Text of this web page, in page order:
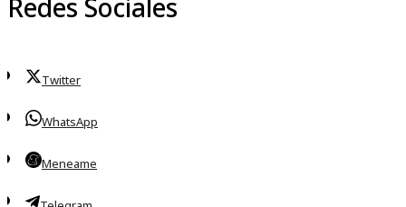
Redes Sociales
Twitter
WhatsApp
Meneame